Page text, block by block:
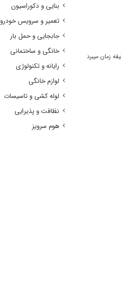
بنایی و دکوراسیون
تعمیر و سرویس خودرو
جابجایی و حمل بار
خانگی و ساختمانی
رایانه و تکنولوژی
لوازم خانگی
لوله کشی و تاسیسات
نظافت و پذیرایی
هوم سرویز